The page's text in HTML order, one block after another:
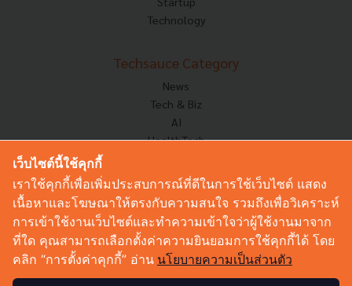
Technology
Techsauce Category
News
Tech & Biz
AI
HealthTech
Corp Innov
Saucy Thoughts
Sustainable
Videos
Podcast
เว็บไซต์นี้ใช้คุกกี้
เราใช้คุกกี้เพื่อเพิ่มประสบการณ์ที่ดีในการใช้เว็บไซต์ แสดง
เนื้อหาและโฆษณาให้ตรงกับความสนใจ รวมถึงเพื่อวิเคราะห์
การเข้าใช้งานเว็บไซต์และทำความเข้าใจว่าผู้ใช้งานมาจาก
ที่ใด คุณสามารถเลือกตั้งค่าความยินยอมการใช้คุกกี้ได้ โดย
คลิก “การตั้งค่าคุกกี้” อ่าน นโยบายความเป็นส่วนตัว